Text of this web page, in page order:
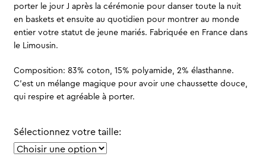
porter le jour J après la cérémonie pour danser toute la nuit
en baskets et ensuite au quotidien pour montrer au monde
entier votre statut de jeune mariés. Fabriquée en France dans
le Limousin.
Composition: 83% coton, 15% polyamide, 2% élasthanne.
C’est un mélange magique pour avoir une chaussette douce,
qui respire et agréable à porter.
Sélectionnez votre taille: